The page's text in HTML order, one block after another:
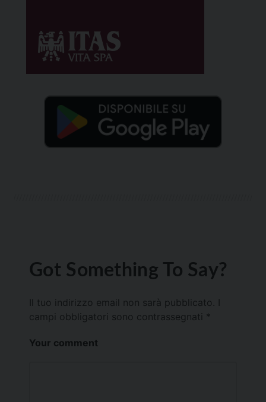
Got Something To Say?
Il tuo indirizzo email non sarà pubblicato.
campi obbligatori sono contrassegnati *
Your comment